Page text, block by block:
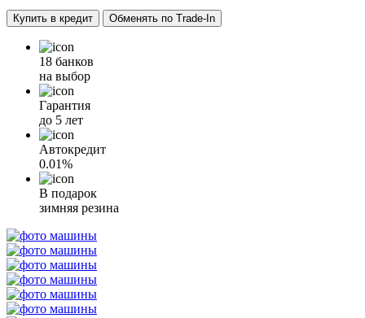
Купить в кредит Обменять по Trade-In
18 банков
на выбор
Гарантия
до 5 лет
Автокредит
0.01%
В подарок
зимняя резина